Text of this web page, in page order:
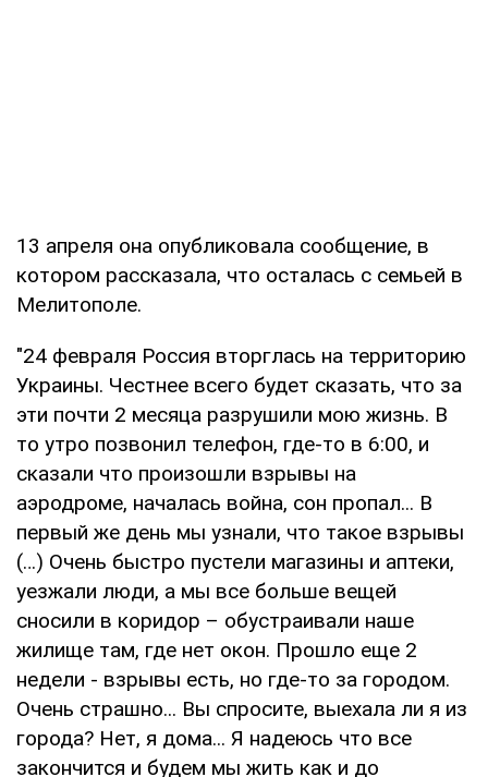
13 апреля она опубликовала сообщение, в
котором рассказала, что осталась с семьей в
Мелитополе.
"24 февраля Россия вторглась на территорию
Украины. Честнее всего будет сказать, что за
эти почти 2 месяца разрушили мою жизнь. В
то утро позвонил телефон, где-то в 6:00, и
сказали что произошли взрывы на
аэродроме, началась война, сон пропал... В
первый же день мы узнали, что такое взрывы
(…) Очень быстро пустели магазины и аптеки,
уезжали люди, а мы все больше вещей
сносили в коридор – обустраивали наше
жилище там, где нет окон. Прошло еще 2
недели - взрывы есть, но где-то за городом.
Очень страшно... Вы спросите, выехала ли я из
города? Нет, я дома... Я надеюсь что все
закончится и будем мы жить как и до